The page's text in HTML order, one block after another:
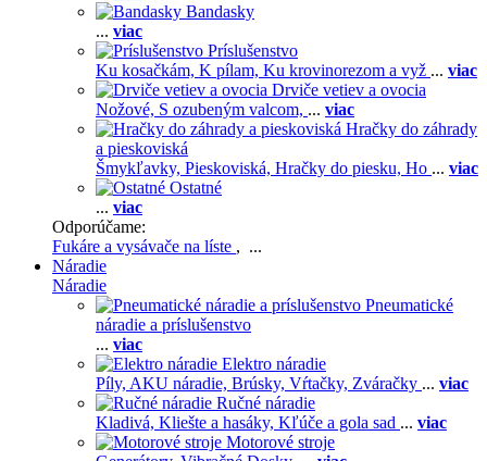
Bandasky
... viac
Príslušenstvo
Ku kosačkám, K pílam, Ku krovinorezom a vyž ... viac
Drviče vetiev a ovocia
Nožové, S ozubeným valcom, ... viac
Hračky do záhrady
a pieskoviská
Šmykľavky, Pieskoviská, Hračky do piesku, Ho ... viac
Ostatné
... viac
Odporúčame:
Fukáre a vysávače na líste , ...
Náradie
Náradie
Pneumatické
náradie a príslušenstvo
... viac
Elektro náradie
Píly, AKU náradie, Brúsky, Vŕtačky, Zváračky ... viac
Ručné náradie
Kladivá, Kliešte a hasáky, Kľúče a gola sad ... viac
Motorové stroje